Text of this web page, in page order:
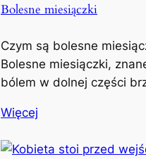
Bolesne miesiączki
Czym są bolesne
Bolesne miesiączki,
bólem w dolnej części
Więcej